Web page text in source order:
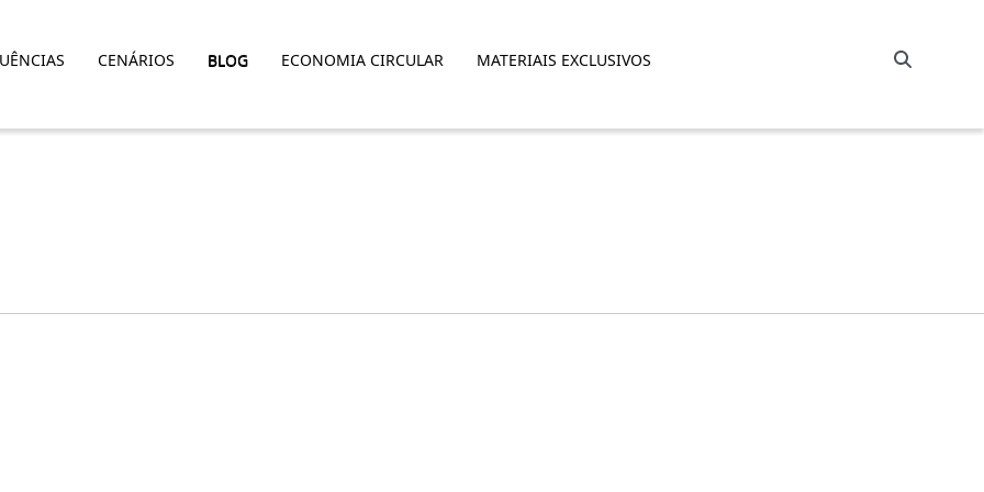
CENÁRIOS BLOG ECONOMIA CIRCULAR MATERIAIS EXCLUSIVOS Barra de busca